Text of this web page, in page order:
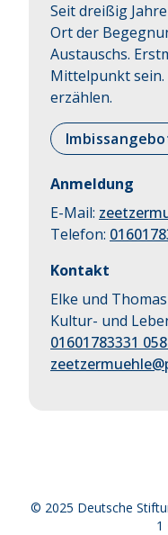
Seit dreißig
Ort der
Austauschs.
Mittelpunkt sein.
erzählen.
Anmeldung
E-Mail:
Telefon:
Kontakt
Elke und
Kultur- und
01601783331
© 2025 Deutsche
1